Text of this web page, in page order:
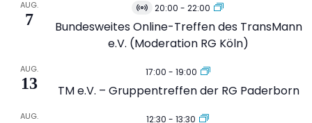
AUG.
7
Virtuell
Veranstaltung
20:00 - 22:00
Bundesweites Online-Treffen des TransMann
e.V. (Moderation RG Köln)
AUG.
13
17:00 - 19:00
TM e.V. – Gruppentreffen der RG Paderborn
AUG. 12:30 - 13:30